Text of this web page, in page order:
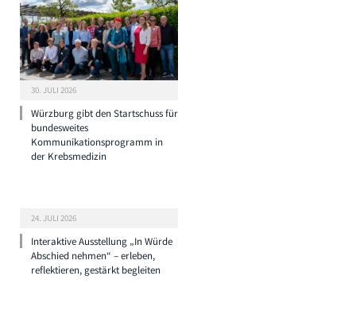
30. JULI 2026
Würzburg gibt den Startschuss für
bundesweites
Kommunikationsprogramm in
der Krebsmedizin
24. JULI 2026
Interaktive Ausstellung „In Würde
Abschied nehmen“ – erleben,
reflektieren, gestärkt begleiten